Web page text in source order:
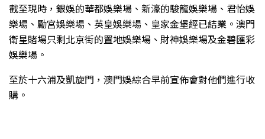
截至現時，銀娛的華都娛樂場、新濠的駿龍娛樂場、君怡娛
樂場、勵宮娛樂場、英皇娛樂場、皇家金堡經已結業。澳門
衛星賭場只剩北京街的置地娛樂場、財神娛樂場及金碧匯彩
娛樂場。
至於十六浦及凱旋門，澳門娛綜合早前宣佈會對他們進行收
購。